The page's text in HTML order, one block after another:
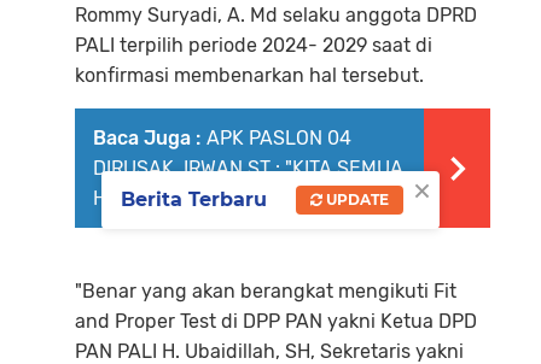
Rommy Suryadi, A. Md selaku anggota DPRD
PALI terpilih periode 2024- 2029 saat di
konfirmasi membenarkan hal tersebut.
Baca Juga : APK PASLON 04
DIRUSAK, IRWAN ST : "KITA SEMUA
HARUS TETAP TENANG"
"Benar yang akan berangkat mengikuti Fit
and Proper Test di DPP PAN yakni Ketua DPD
PAN PALI H. Ubaidillah, SH, Sekretaris yakni
×
Berita Terbaru UPDATE